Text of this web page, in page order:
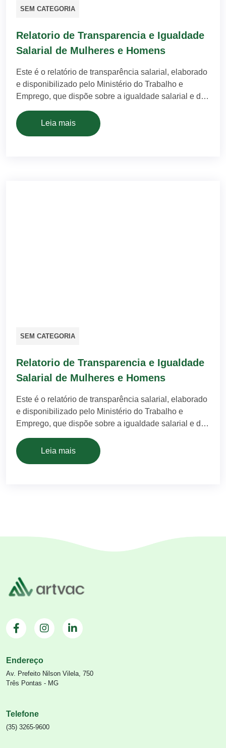
SEM CATEGORIA
Relatorio de Transparencia e Igualdade
Salarial de Mulheres e Homens
Este é o relatório de transparência salarial, elaborado
e disponibilizado pelo Ministério do Trabalho e
Emprego, que dispõe sobre a igualdade salarial e de
Artflexíveis Matriz – 1° Semestre de 2025 – Clique
Aqui Artflexíveis – Matriz 2° Semestre de 2024 –
Leia mais
SEM CATEGORIA
Relatorio de Transparencia e Igualdade
Salarial de Mulheres e Homens
Este é o relatório de transparência salarial, elaborado
e disponibilizado pelo Ministério do Trabalho e
Emprego, que dispõe sobre a igualdade salarial e de
Artflexíveis – Matriz 1° Semestre de 2024 – Clique
Aqui Fonte: eSocial. Rais 2022 e Portal Emprega
Leia mais
Endereço
Av. Prefeito Nilson Vilela, 750
Três Pontas - MG
Telefone
(35) 3265-9600